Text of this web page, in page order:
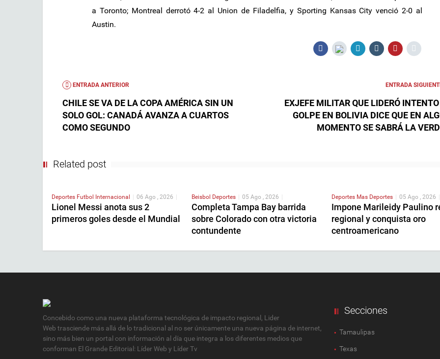
a Toronto; Montreal derrotó 4-2 al Union de Filadelfia, y Sporting Kansas City venció 2-0 al
Austin.
ENTRADA ANTERIOR
CHILE SE VA DE LA COPA AMÉRICA SIN UN
SOLO GOL: CANADÁ AVANZA A CUARTOS
COMO SEGUNDO
ENTRADA
EXJEFE MILITAR QUE LIDERÓ
GOLPE EN BOLIVIA DICE QUE EN
MOMENTO SE SABRÁ LA
Related post
Deportes Futbol Internacional | 06 Ago , 2026 |
Lionel Messi anota sus 2
primeros goles desde el Mundial
Beisbol Deportes | 05 Ago , 2026 |
Completa Tampa Bay barrida
sobre Colorado con otra victoria
contundente
Deportes Mas Deportes | 05 Ago , 2026 |
Impone Marileidy Paulino
regional y conquista oro
centroamericano
Concebido como una nueva plataforma tecnológica de impacto regional, Lider
Web trasciende más allá de lo tradicional al no ser únicamente una nueva página de internet,
sino más bien un portal con información al día que integra a los diferentes medios que
conforman El Grande Editorial: Líder Web y Líder Tv
Secciones
Tamaulipas
Texas